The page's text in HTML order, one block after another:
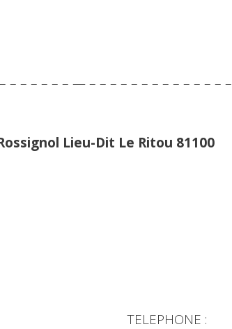
– – – – – – — – – – – – – – – – – – – – –
Lieu-Dit Le Ritou 81100
: